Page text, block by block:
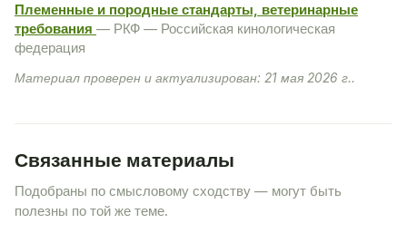
Племенные и породные стандарты, ветеринарные
требования — РКФ — Российская кинологическая
федерация
Материал проверен и актуализирован: 21 мая 2026 г..
Связанные материалы
Подобраны по смысловому сходству — могут быть
полезны по той же теме.